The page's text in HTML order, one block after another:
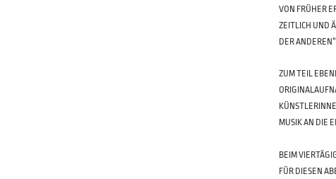
VON FRÜHER
ZEITLICH UND
DER
ZUM TEIL
MUSIK AN DIE
BEIM
FÜR DIESEN